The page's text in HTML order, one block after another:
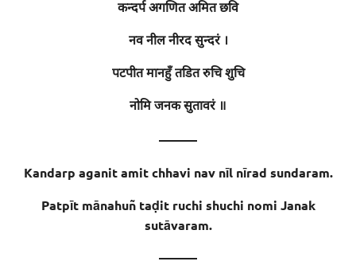
Significado
Meaning of Words
कन्दर्प अगणित अमित छवि
नव नील नीरद सुन्दरं ।
पटपीत मानहुँ तडित रुचि शुचि
नोमि जनक सुतावरं ॥
———
Kandarp aganit amit chhavi nav nīl nīrad sundaram.
Patpīt mānahuñ taḍit ruchi shuchi nomi Janak
sutāvaram.
———